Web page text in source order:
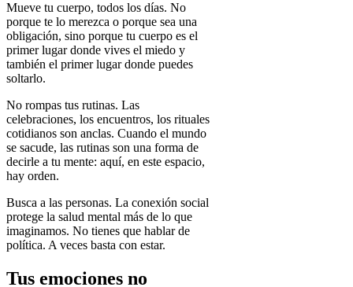
Mueve tu cuerpo, todos los días. No
porque te lo merezca o porque sea una
obligación, sino porque tu cuerpo es el
primer lugar donde vives el miedo y
también el primer lugar donde puedes
soltarlo.
No rompas tus rutinas. Las
celebraciones, los encuentros, los rituales
cotidianos son anclas. Cuando el mundo
se sacude, las rutinas son una forma de
decirle a tu mente: aquí, en este espacio,
hay orden.
Busca a las personas. La conexión social
protege la salud mental más de lo que
imaginamos. No tienes que hablar de
política. A veces basta con estar.
Tus emociones no